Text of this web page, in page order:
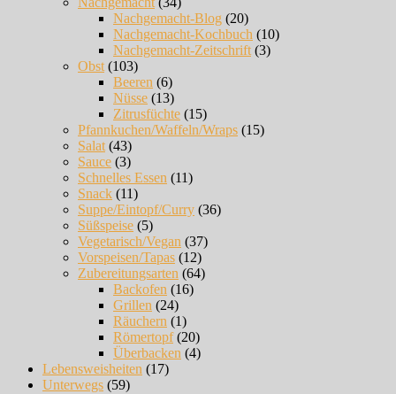
Nachgemacht-Blog (20)
Nachgemacht-Kochbuch (10)
Nachgemacht-Zeitschrift (3)
Obst (103)
Beeren (6)
Nüsse (13)
Zitrusfüchte (15)
Pfannkuchen/Waffeln/Wraps (15)
Salat (43)
Sauce (3)
Schnelles Essen (11)
Snack (11)
Suppe/Eintopf/Curry (36)
Süßspeise (5)
Vegetarisch/Vegan (37)
Vorspeisen/Tapas (12)
Zubereitungsarten (64)
Backofen (16)
Grillen (24)
Räuchern (1)
Römertopf(20)
Überbacken (4)
Lebensweisheiten (17)
Unterwegs (59)